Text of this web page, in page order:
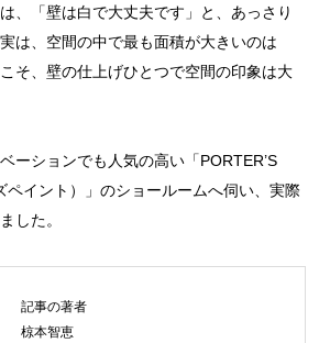
、「壁は白で大丈夫です」と、あっさり
は、空間の中で最も面積が大きいのは
こそ、壁の仕上げひとつで空間の印象は大
ーションでも人気の高い「PORTER’S
ペイント）」のショールームへ伺い、実際
した。
記事の著者
椋本智恵